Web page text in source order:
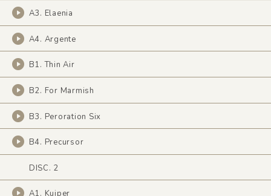
A3. Elaenia
A4. Argente
B1. Thin Air
B2. For Marmish
B3. Peroration Six
B4. Precursor
DISC. 2